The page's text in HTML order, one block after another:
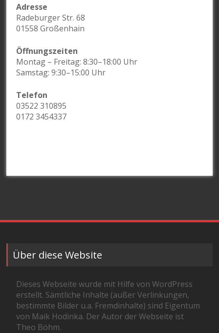
Adresse
Radeburger Str. 68
01558 Großenhain
Öffnungszeiten
Montag – Freitag: 8:30–18:00 Uhr
Samstag: 9:30–15:00 Uhr
Telefon
03522 310895
0172 3454337
Über diese Website
Dieses Webseite wurde mit Hilfe von WordPress
erstellt. Sämtliche Inhalte (außer Verlinkungen,
bestimmte Bilder u.a. Fremdinhalte) sind Eigentum
von Maik Hodinka. Der Autor der Webseite ist
Theo Böhm.